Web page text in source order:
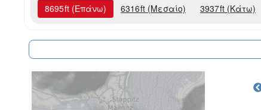
8695ft (Επάνω) 6316ft (Μεσαίο) 3937ft (Κάτω)